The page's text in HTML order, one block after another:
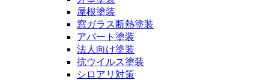
屋根塗装
窓ガラス断熱塗装
アパート塗装
法人向け塗装
抗ウイルス塗装
シロアリ対策